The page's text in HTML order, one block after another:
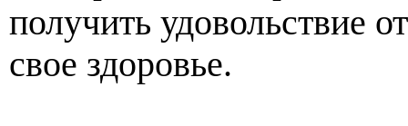
получить удовольствие
свое здоровье.